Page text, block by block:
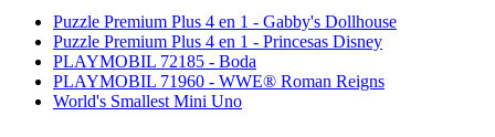
Puzzle Premium Plus 4 en 1 - Gabby's Dollhouse
Puzzle Premium Plus 4 en 1 - Princesas Disney
PLAYMOBIL 72185 - Boda
PLAYMOBIL 71960 - WWE® Roman Reigns
World's Smallest Mini Uno